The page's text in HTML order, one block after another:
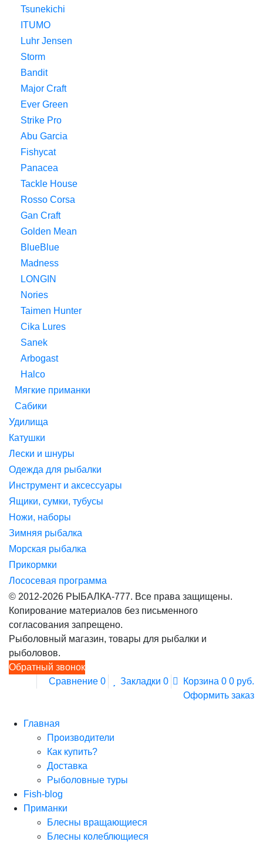
Tsunekichi
ITUMO
Luhr Jensen
Storm
Bandit
Major Craft
Ever Green
Strike Pro
Abu Garcia
Fishycat
Panacea
Tackle House
Rosso Corsa
Gan Craft
Golden Mean
BlueBlue
Madness
LONGIN
Nories
Taimen Hunter
Cika Lures
Sanek
Arbogast
Halco
Мягкие приманки
Сабики
Удилища
Катушки
Лески и шнуры
Одежда для рыбалки
Инструмент и аксессуары
Ящики, сумки, тубусы
Ножи, наборы
Зимняя рыбалка
Морская рыбалка
Прикормки
Лососевая программа
© 2012-2026 РЫБАЛКА-777. Все права защищены.
Копирование материалов без письменного
согласования запрещено.
Рыболовный магазин, товары для рыбалки и
рыболовов.
Обратный звонок
Сравнение 0 Закладки 0 Корзина 0 0 руб.
Оформить заказ
Главная
Производители
Как купить?
Доставка
Рыболовные туры
Fish-blog
Приманки
Блесны вращающиеся
Блесны колеблющиеся